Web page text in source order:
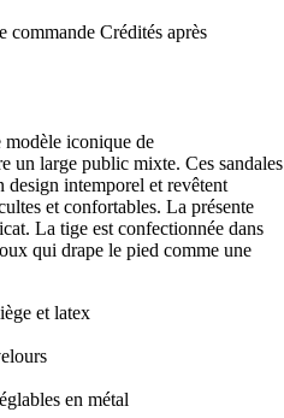
commande Crédités après
modèle iconique de
large public mixte. Ces sandales
design intemporel et revêtent
et confortables. La présente
La tige est confectionnée dans
qui drape le pied comme une
et latex
en métal